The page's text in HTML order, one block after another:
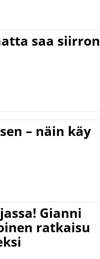
saa siirron
– näin käy
Gianni
ratkaisu